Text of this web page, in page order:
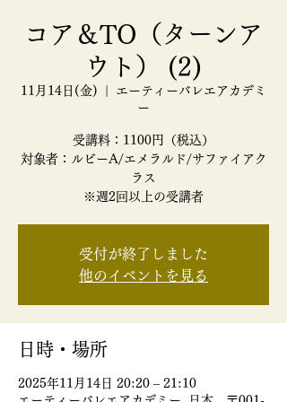
コア＆TO（ターンア
ウト） (2)
11月14日(金)
エーティーバレエアカデミ
ー
受講料：1100円（税込）
対象者：ルビーA/エメラルド/サファイアク
ラス
受付が終了しました
他のイベントを見る
日時・場所
2025年11月14日 20:20 – 21:10